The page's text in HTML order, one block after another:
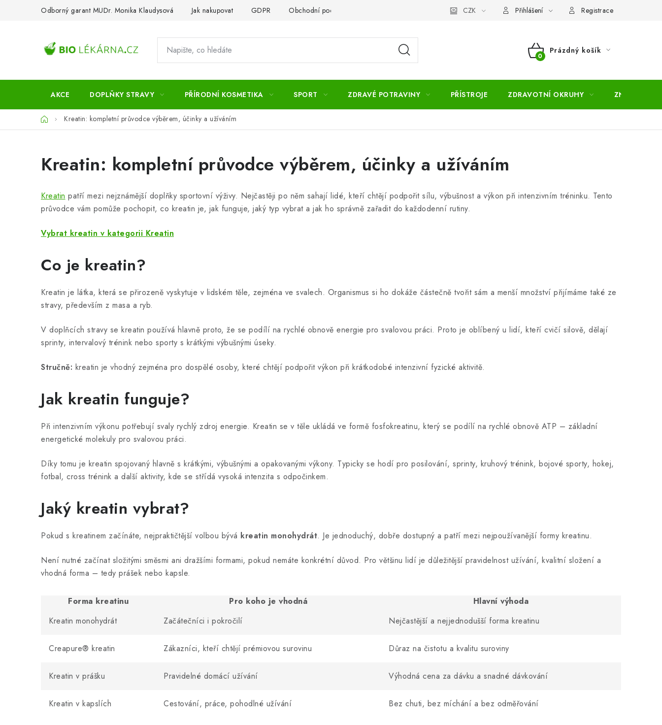
Odborný garant MUDr. Monika Klaudysová Jak nakupovat GDPR Obchodní podmínky Slovník pojmů Moje objednávka Mapa serveru
CZK Přihlášení Registrace
NÁKUPNÍ
Prázdný košík
AKCE DOPLŇKY STRAVY PŘÍRODNÍ KOSMETIKA SPORT ZDRAVÉ POTRAVINY PŘÍSTROJE ZDRAVOTNÍ OKRUHY ZNAČKY
DomůKreatin: kompletní průvodce výběrem, účinky a užíváním
Kreatin: kompletní průvodce výběrem, účinky a užíváním
Kreatin patří mezi nejznámější doplňky sportovní výživy. Nejčastěji po něm sahají lidé, kteří chtějí podpořit sílu, výbušnost a výkon při intenzivním tréninku. Tento
průvodce vám pomůže pochopit, co kreatin je, jak funguje, jaký typ vybrat a jak ho správně zařadit do každodenní rutiny.
Vybrat kreatin v kategorii Kreatin
Co je kreatin?
Kreatin je látka, která se přirozeně vyskytuje v lidském těle, zejména ve svalech. Organismus si ho dokáže částečně tvořit sám a menší množství přijímáme také ze
stravy, především z masa a ryb.
V doplňcích stravy se kreatin používá hlavně proto, že se podílí na rychlé obnově energie pro svalovou práci. Proto je oblíbený u lidí, kteří cvičí silově, dělají
sprinty, intervalový trénink nebo sporty s krátkými výbušnými úseky.
Stručně: kreatin je vhodný zejména pro dospělé osoby, které chtějí podpořit výkon při krátkodobé intenzivní fyzické aktivitě.
Jak kreatin funguje?
Při intenzivním výkonu potřebují svaly rychlý zdroj energie. Kreatin se v těle ukládá ve formě fosfokreatinu, který se podílí na rychlé obnově ATP – základní
energetické molekuly pro svalovou práci.
Díky tomu je kreatin spojovaný hlavně s krátkými, výbušnými a opakovanými výkony. Typicky se hodí pro posilování, sprinty, kruhový trénink, bojové sporty, hokej,
fotbal, cross trénink a další aktivity, kde se střídá vysoká intenzita s odpočinkem.
Jaký kreatin vybrat?
Pokud s kreatinem začínáte, nejpraktičtější volbou bývá kreatin monohydrát. Je jednoduchý, dobře dostupný a patří mezi nejpoužívanější formy kreatinu.
Není nutné začínat složitými směsmi ani dražšími formami, pokud nemáte konkrétní důvod. Pro většinu lidí je důležitější pravidelnost užívání, kvalitní složení a
vhodná forma – tedy prášek nebo kapsle.
Forma kreatinu Pro koho je vhodná
Hlavní výhoda
Kreatin monohydrát
Začátečníci i pokročilí Nejčastější a nejjednodušší forma kreatinu
Creapure® kreatin Zákazníci, kteří chtějí prémiovou surovinu Důraz na čistotu a kvalitu suroviny
Kreatin v prášku Pravidelné domácí užívání Výhodná cena za dávku a snadné dávkování
Kreatin v kapslích Cestování, práce, pohodlné užívání Bez chuti, bez míchání a bez odměřování